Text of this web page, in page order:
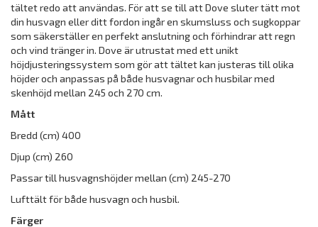
tältet redo att användas. För att se till att Dove sluter tätt mot
din husvagn eller ditt fordon ingår en skumsluss och sugkoppar
som säkerställer en perfekt anslutning och förhindrar att regn
och vind tränger in. Dove är utrustat med ett unikt
höjdjusteringssystem som gör att tältet kan justeras till olika
höjder och anpassas på både husvagnar och husbilar med
skenhöjd mellan 245 och 270 cm.
Mått
Bredd (cm) 400
Djup (cm) 260
Passar till husvagnshöjder mellan (cm) 245-270
Lufttält för både husvagn och husbil.
Färger